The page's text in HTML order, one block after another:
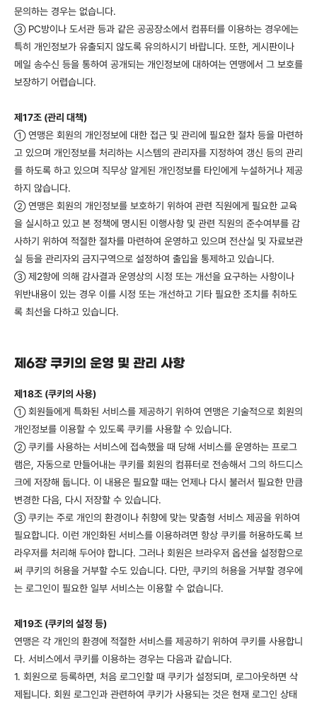
문의하는 경우는 없습니다.
③PC방이나 도서관 등과 같은 공공장소에서 컴퓨터를 이용하는 경우에는
특히 개인정보가 유출되지 않도록 유의하시기 바랍니다. 또한, 게시판이나
메일 송수신 등을 통하여 공개되는 개인정보에 대하여는 연맹에서 그 보호를
보장하기 어렵습니다.
제17조 (관리 대책)
①연맹은 회원의 개인정보에 대한 접근 및 관리에 필요한 절차 등을 마련하
고 있으며 개인정보를 처리하는 시스템의 관리자를 지정하여 갱신 등의 관리
를 하도록 하고 있으며 직무상 알게된 개인정보를 타인에게 누설하거나 제공
하지 않습니다.
②연맹은 회원의 개인정보를 보호하기 위하여 관련 직원에게 필요한 교육
을 실시하고 있고 본 정책에 명시된 이행사항 및 관련 직원의 준수여부를 감
사하기 위하여 적절한 절차를 마련하여 운영하고 있으며 전산실 및 자료보관
실 등을 관리자외 금지구역으로 설정하여 출입을 통제하고 있습니다.
③제2항에 의해 감사결과 운영상의 시정 또는 개선을 요구하는 사항이나
위반내용이 있는 경우 이를 시정 또는 개선하고 기타 필요한 조치를 취하도
록 최선을 다하고 있습니다.
제6장 쿠키의 운영 및 관리 사항
제18조 (쿠키의 사용)
①회원들에게 특화된 서비스를 제공하기 위하여 연맹은 기술적으로 회원의
개인정보를 이용할 수 있도록 쿠키를 사용할 수 있습니다.
②쿠키를 사용하는 서비스에 접속했을 때 당해 서비스를 운영하는 프로그
램은, 자동으로 만들어내는 쿠키를 회원의 컴퓨터로 전송해서 그의 하드디스
크에 저장해 둡니다. 이 내용은 필요할 때는 언제나 다시 불러서 필요한 만큼
변경한 다음, 다시 저장할 수 있습니다.
③쿠키는 주로 개인의 환경이나 취향에 맞는 맞춤형 서비스 제공을 위하여
필요합니다. 이런 개인화된 서비스를 이용하려면 항상 쿠키를 허용하도록 브
라우저를 처리해 두어야 합니다. 그러나 회원은 브라우저 옵션을 설정함으로
써 쿠키의 허용을 거부할 수도 있습니다. 다만, 쿠키의 허용을 거부할 경우에
는 로그인이 필요한 일부 서비스는 이용할 수 없습니다.
제19조 (쿠키의 설정 등)
연맹은 각 개인의 환경에 적절한 서비스를 제공하기 위하여 쿠키를 사용합니
다. 서비스에서 쿠키를 이용하는 경우는 다음과 같습니다.
1. 회원으로 등록하면, 처음 로그인할 때 쿠키가 설정되며, 로그아웃하면 삭
제됩니다. 회원 로그인과 관련하여 쿠키가 사용되는 것은 현재 로그인 상태